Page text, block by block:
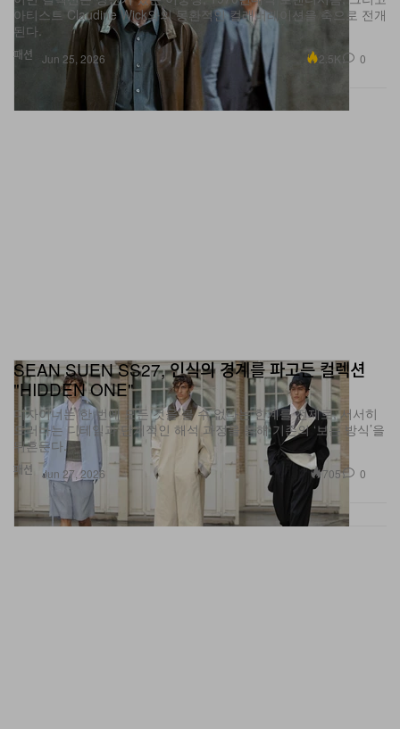
패션 Jun 25, 2026
패션
"HIDDEN ONE"
디자이너는 한 번에 모든 것을 볼 수 없다는 한계를 전제로, 서서히
드러나는 디테일과 단계적인 해석 과정을 통해 기존의 ‘보는 방식’을
뒤흔든다.
Jun 27, 2026 705